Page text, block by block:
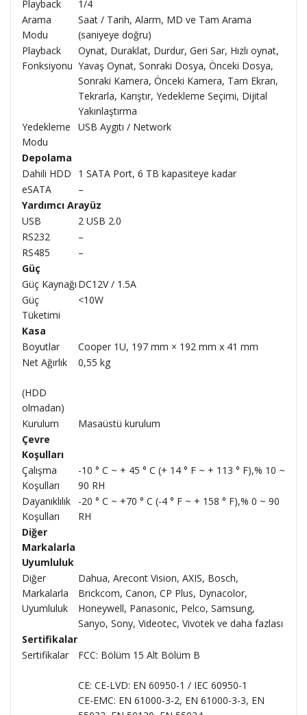
Playback
1/4
Arama
Modu
Saat / Tarih, Alarm, MD ve Tam Arama
(saniyeye doğru)
Playback
Fonksiyonu
Oynat, Duraklat, Durdur, Geri Sar, Hızlı oynat,
Yavaş Oynat, Sonraki Dosya, Önceki Dosya,
Sonraki Kamera, Önceki Kamera, Tam Ekran,
Tekrarla, Karıştır, Yedekleme Seçimi, Dijital
Yakınlaştırma
Yedekleme
Modu
USB Aygıtı / Network
Depolama
Dahili HDD
1 SATA Port, 6 TB kapasiteye kadar
eSATA
–
Yardımcı Arayüz
USB
2 USB 2.0
RS232
–
RS485
–
Güç
Güç Kaynağı DC12V / 1.5A
Güç
Tüketimi
<10W
Kasa
Boyutlar
Cooper 1U, 197 mm × 192 mm x 41 mm
Net Ağırlık
(HDD
olmadan)
0,55 kg
Kurulum
Masaüstü kurulum
Çevre
Koşulları
Çalışma
Koşulları
-10 ° C ~ + 45 ° C (+ 14 ° F ~ + 113 ° F),% 10 ~
90 RH
Dayanıklılık
Koşulları
-20 ° C ~ +70 ° C (-4 ° F ~ + 158 ° F),% 0 ~ 90
RH
Diğer
Markalarla
Uyumluluk
Diğer
Markalarla
Uyumluluk
Dahua, Arecont Vision, AXIS, Bosch,
Brickcom, Canon, CP Plus, Dynacolor,
Honeywell, Panasonic, Pelco, Samsung,
Sanyo, Sony, Videotec, Vivotek ve daha fazlası
Sertifikalar
Sertifikalar
FCC: Bölüm 15 Alt Bölüm B
CE: CE-LVD: EN 60950-1 / IEC 60950-1
CE-EMC: EN 61000-3-2, EN 61000-3-3, EN